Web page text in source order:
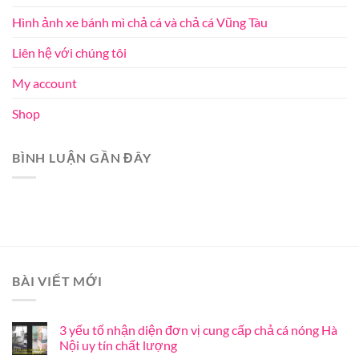
Hình ảnh xe bánh mì chả cá và chả cá Vũng Tàu
Liên hệ với chúng tôi
My account
Shop
BÌNH LUẬN GẦN ĐÂY
BÀI VIẾT MỚI
3 yếu tố nhận diện đơn vị cung cấp chả cá nóng Hà
Nội uy tín chất lượng